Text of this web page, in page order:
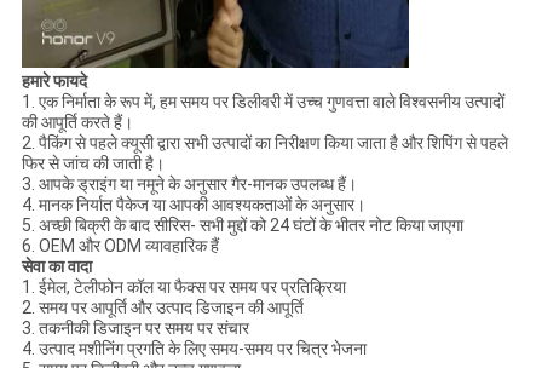
हमारे फायदे
1. एक निर्माता के रूप में, हम समय पर डिलीवरी में उच्च गुणवत्ता वाले विश्वसनीय उत्पादों
की आपूर्ति करते हैं।
2. पैकिंग से पहले क्यूसी द्वारा सभी उत्पादों का निरीक्षण किया जाता है और शिपिंग से पहले
फिर से जांच की जाती है।
3. आपके ड्राइंग या नमूने के अनुसार गैर-मानक उपलब्ध हैं।
4. मानक निर्यात पैकेज या आपकी आवश्यकताओं के अनुसार।
5. अच्छी बिक्री के बाद सीरिस- सभी मुद्दों को 24 घंटों के भीतर नोट किया जाएगा
6. OEM और ODM व्यावहारिक हैं
सेवा का वादा
1. ईमेल, टेलीफोन कॉल या फैक्स पर समय पर प्रतिक्रिया
2. समय पर आपूर्ति और उत्पाद डिजाइन की आपूर्ति
3. तकनीकी डिजाइन पर समय पर संचार
4. उत्पाद मशीनिंग प्रगति के लिए समय-समय पर चित्र भेजना